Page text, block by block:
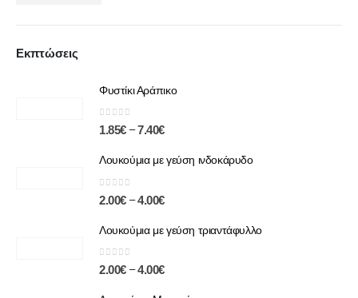
Εκπτώσεις
Φυστίκι Αράπικο
0 out of 5
1.85€ – 7.40€
Λουκούμια με γεύση ινδοκάρυδο
0out of 5
2.00€ – 4.00€
Λουκούμια με γεύση τριαντάφυλλο
0out of 5
2.00€ – 4.00€